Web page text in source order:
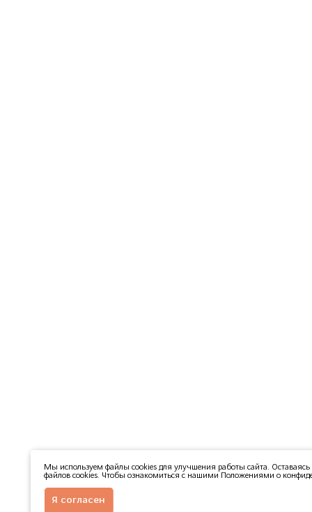
Мы используем файлы cookies для улучшения работы сайта.
файлов cookies. Чтобы ознакомиться с нашими Положениями о
Я согласен